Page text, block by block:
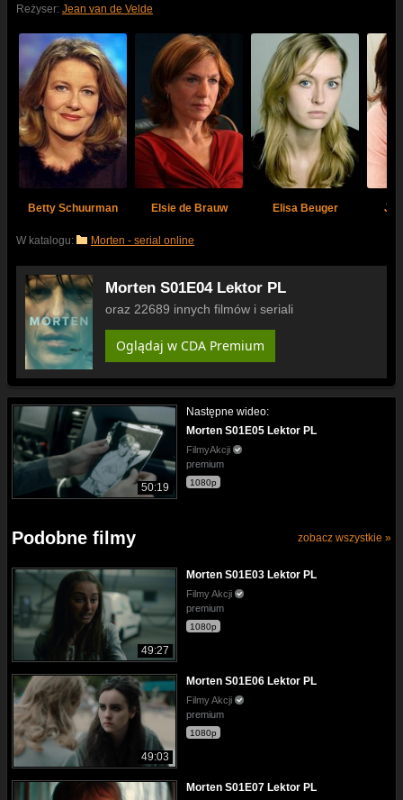
Reżyser: Jean van de Velde
Betty Schuurman Elsie de Brauw Elisa Beuger
W katalogu: Morten - serial online
Morten S01E04 Lektor PL
oraz 22689 innych filmów i seriali
Oglądaj w CDA Premium
50:19
Następne wideo:
Morten S01E05 Lektor PL
FilmyAkcji
premium
1080p
Podobne filmy zobacz wszystkie »
49:27
Morten S01E03 Lektor PL
Filmy Akcji
premium
1080p
49:03
Morten S01E06 Lektor PL
Filmy Akcji
premium
1080p
Morten S01E07 Lektor PL